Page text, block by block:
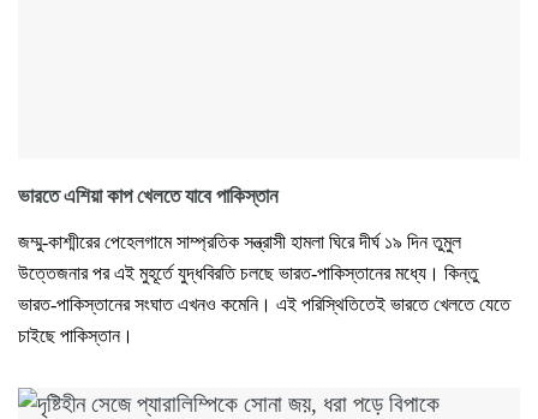
ভারতে এশিয়া কাপ খেলতে যাবে পাকিস্তান
জম্মু-কাশ্মীরের পেহেলগামে সাম্প্রতিক সন্ত্রাসী হামলা ঘিরে দীর্ঘ ১৯ দিন তুমুল
উত্তেজনার পর এই মুহূর্তে যুদ্ধবিরতি চলছে ভারত-পাকিস্তানের মধ্যে। কিন্তু
ভারত-পাকিস্তানের সংঘাত এখনও কমেনি। এই পরিস্থিতিতেই ভারতে খেলতে যেতে
চাইছে পাকিস্তান।